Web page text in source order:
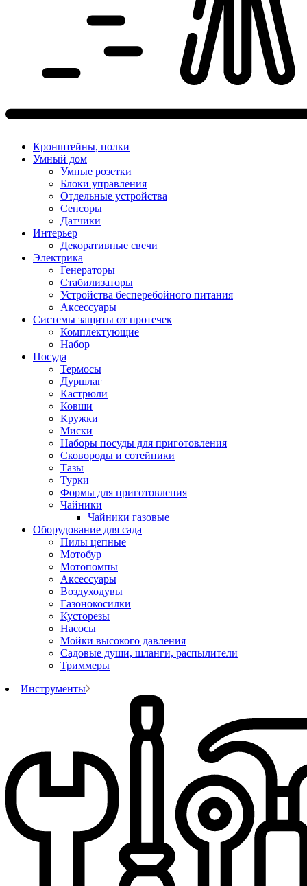
Кронштейны, полки
Умный дом
Умные розетки
Блоки управления
Отдельные устройства
Сенсоры
Датчики
Интерьер
Декоративные свечи
Электрика
Генераторы
Стабилизаторы
Устройства бесперебойного питания
Аксессуары
Системы защиты от протечек
Комплектующие
Набор
Посуда
Термосы
Дуршлаг
Кастрюли
Ковши
Кружки
Миски
Наборы посуды для приготовления
Сковороды и сотейники
Тазы
Турки
Формы для приготовления
Чайники
Чайники газовые
Оборудование для сада
Пилы цепные
Мотобур
Мотопомпы
Аксессуары
Воздуходувы
Газонокосилки
Кусторезы
Насосы
Мойки высокого давления
Садовые души, шланги, распылители
Триммеры
Инструменты